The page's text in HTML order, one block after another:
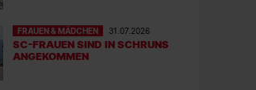
FRAUEN & MÄDCHEN 31.07.2026
SC-FRAUEN SIND IN SCHRUNS
ANGEKOMMEN